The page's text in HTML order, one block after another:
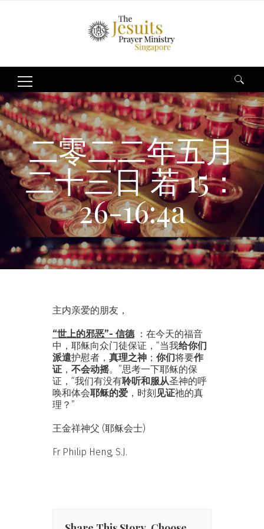
Search
for:
二零二二年五月
二十三日 若 15：
26-16:4a
主内亲爱的朋友，
“世上的邪恶”- 信德：在今天的福音
中，耶稣向众门徒保证，“当我给你们
派遣护慰者， 真理之神 ； 你们将要作
证 ， 不会动摇。”思考一下耶稣的保
证，“我们有没有聆听和服从圣神的呼
唤和体会耶稣的爱 ，时刻见证祂的真
理？”
王金祥神父 (耶稣会士)
Fr Philip Heng, S.J.